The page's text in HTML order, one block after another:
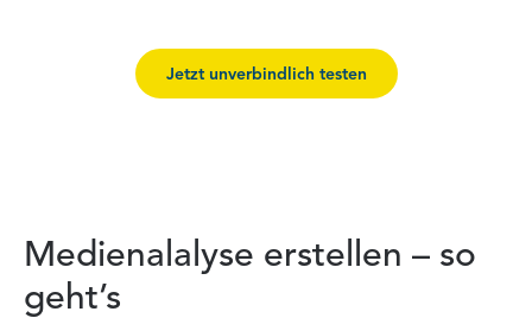
Jetzt unverbindlich testen
Medienalalyse erstellen – so
geht’s